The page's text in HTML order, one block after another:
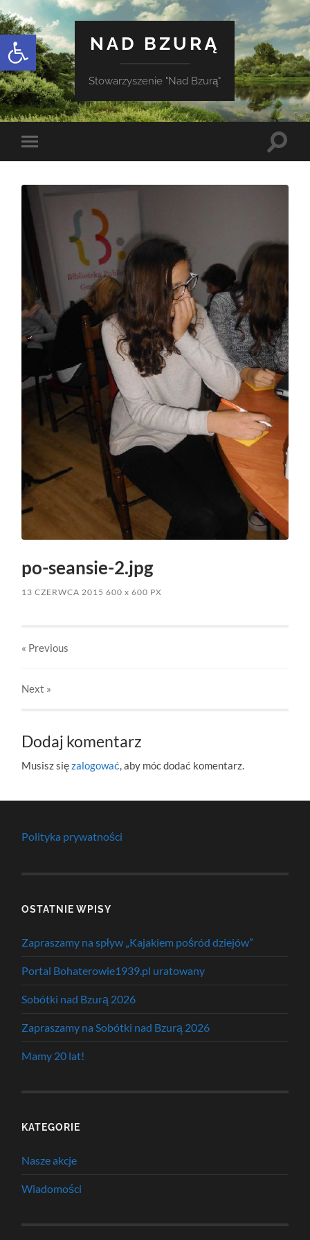
Otwórz pasek narzędzi
NAD BZURĄ
Stowarzyszenie "Nad Bzurą"
Toggle
mobile
Toggle
po-seansie-2.jpg
13 CZERWCA 2015 600x 600 PX
« Previous
Next »
Dodaj komentarz
Musisz sięzalogować, aby móc dodać komentarz.
Polityka prywatności
OSTATNIE WPISY
Zapraszamy na spływ „Kajakiem pośród dziejów”
Portal Bohaterowie1939.pl uratowany
Sobótki nad Bzurą 2026
Zapraszamy na Sobótki nad Bzurą 2026
Mamy 20 lat!
KATEGORIE
Nasze akcje
Wiadomości